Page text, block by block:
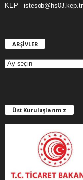
KEP : istesob@hs03.kep.tr
ARŞİVLER
E
R
Üst Kuruluşlarımız